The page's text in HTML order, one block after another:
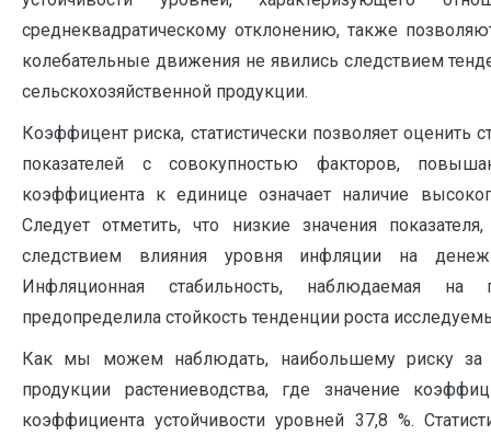
среднеквадратическому отклонению, также
колебательные движения не явились следствием
сельскохозяйственной продукции.
Коэффицент риска, статистически позволяет оценить
показателей с совокупностью факторов,
коэффициента к единице означает наличие
Следует отметить, что низкие значения
следствием влияния уровня инфляции на
Инфляционная стабильность, наблюдаемая на
предопределила стойкость тенденции роста
Как мы можем наблюдать, наибольшему риску за
продукции растениеводства, где значение
коэффициента устойчивости уровней 37,8 %.